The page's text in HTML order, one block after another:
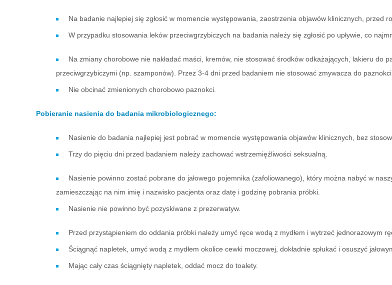
Na badanie najlepiej się zgłosić w momencie występowania, zaostrzenia objawów klinicznych, przed
W przypadku stosowania leków przeciwgrzybiczych na badania należy się zgłosić po upływie, co
Na zmiany chorobowe nie nakładać maści, kremów, nie stosować środków odkażających, lakieru do
przeciwgrzybiczymi (np. szamponów). Przez 3-4 dni przed badaniem nie stosować zmywacza do
Nie obcinać zmienionych chorobowo paznokci.
Pobieranie nasienia do badania mikrobiologicznego:
Nasienie do badania najlepiej jest pobrać w momencie występowania objawów klinicznych, bez
Trzy do pięciu dni przed badaniem należy zachować wstrzemięźliwości seksualną.
Nasienie powinno zostać pobrane do jałowego pojemnika (zafoliowanego), który można nabyć w
zamieszczając na nim imię i nazwisko pacjenta oraz datę i godzinę pobrania próbki.
Nasienie nie powinno być pozyskiwane z prezerwatyw.
Przed przystąpieniem do oddania próbki należy umyć ręce wodą z mydłem i wytrzeć jednorazowym
Ściągnąć napletek, umyć wodą z mydłem okolice cewki moczowej, dokładnie spłukać i osuszyć
Mając cały czas ściągnięty napletek, oddać mocz do toalety.